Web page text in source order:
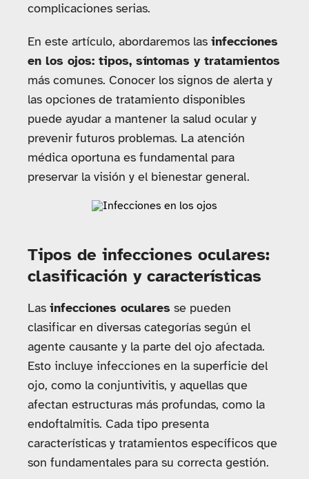
complicaciones serias.
En este artículo, abordaremos las infecciones
en los ojos: tipos, síntomas y tratamientos
más comunes. Conocer los signos de alerta y
las opciones de tratamiento disponibles
puede ayudar a mantener la salud ocular y
prevenir futuros problemas. La atención
médica oportuna es fundamental para
preservar la visión y el bienestar general.
Tipos de infecciones oculares:
clasificación y características
Las infecciones oculares se pueden
clasificar en diversas categorías según el
agente causante y la parte del ojo afectada.
Esto incluye infecciones en la superficie del
ojo, como la conjuntivitis, y aquellas que
afectan estructuras más profundas, como la
endoftalmitis. Cada tipo presenta
características y tratamientos específicos que
son fundamentales para su correcta gestión.